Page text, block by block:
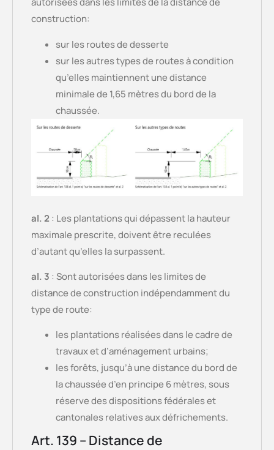
construction:
sur les routes de desserte
sur les autres types de routes à condition
qu’elles maintiennent une distance
minimale de 1,65 mètres du bord de la
chaussée.
al. 2 : Les plantations qui dépassent la hauteur
maximale prescrite, doivent être reculées
d’autant qu’elles la surpassent.
al. 3 : Sont autorisées dans les limites de
distance de construction indépendamment du
type de route:
les plantations réalisées dans le cadre de
travaux et d’aménagement urbains;
les forêts, jusqu’à une distance du bord de
la chaussée d’en principe 6 mètres, sous
réserve des dispositions fédérales et
cantonales relatives aux défrichements.
Art. 139 – Distance de